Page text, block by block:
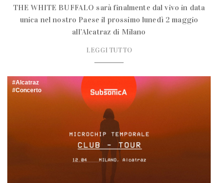
THE WHITE BUFFALO sarà finalmente dal vivo in data
unica nel nostro Paese il prossimo lunedì 2 maggio
all’Alcatraz di Milano
LEGGI TUTTO
Alcatraz
Concerto